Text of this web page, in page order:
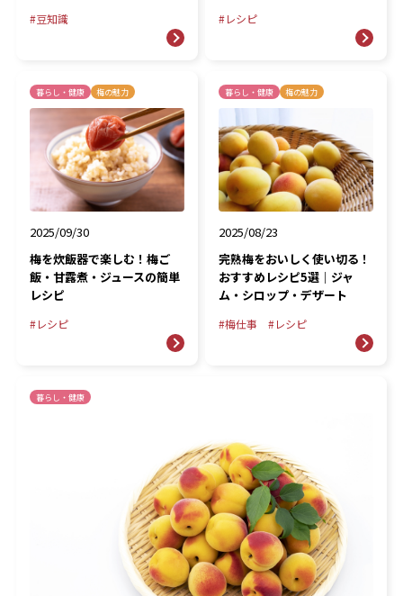
豆知識 レシピ
暮らし・健康 梅の魅力
2025/09/30
梅を炊飯器で楽しむ！梅ご
飯・甘露煮・ジュースの簡単
レシピ
レシピ
暮らし・健康 梅の魅力
2025/08/23
完熟梅をおいしく使い切る！
おすすめレシピ5選｜ジャ
ム・シロップ・デザート
梅仕事 レシピ
暮らし・健康